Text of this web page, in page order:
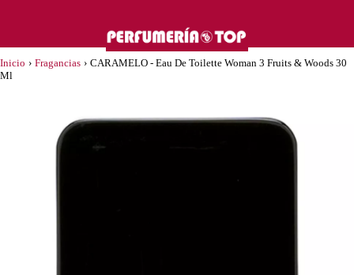
Inicio › Fragancias › CARAMELO - Eau De Toilette Woman 3 Fruits & Woods 30
Ml